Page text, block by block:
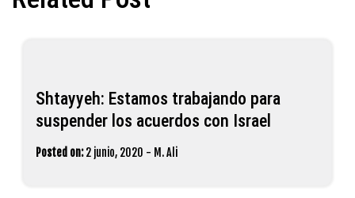
Shtayyeh: Estamos trabajando para
suspender los acuerdos con Israel
Posted on: 2 junio, 2020 - M. Ali